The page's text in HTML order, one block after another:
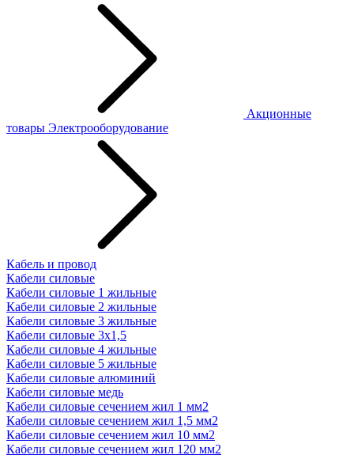
Акционные
товары Электрооборудование
Кабель и провод
Кабели силовые
Кабели силовые 1 жильные
Кабели силовые 2 жильные
Кабели силовые 3 жильные
Кабели силовые 3х1,5
Кабели силовые 4 жильные
Кабели силовые 5 жильные
Кабели силовые алюминий
Кабели силовые медь
Кабели силовые сечением жил 1 мм2
Кабели силовые сечением жил 1,5 мм2
Кабели силовые сечением жил 10 мм2
Кабели силовые сечением жил 120 мм2